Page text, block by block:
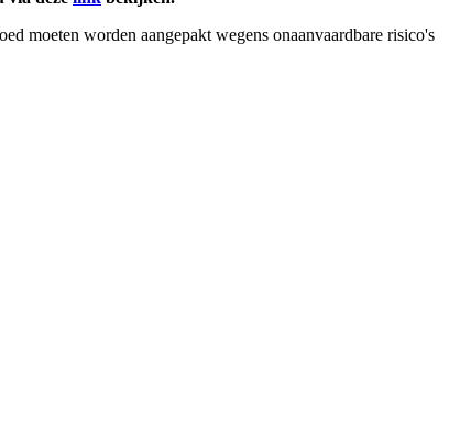
moeten worden aangepakt wegens onaanvaardbare risico's